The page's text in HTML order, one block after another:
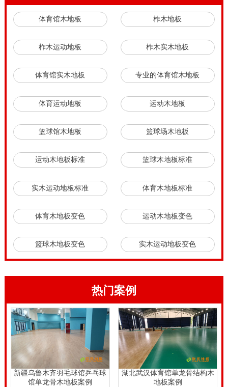
体育馆木地板 柞木地板
柞木运动地板 柞木实木地板
体育馆实木地板 专业的体育馆木地板
体育运动地板 运动木地板
篮球馆木地板 篮球场木地板
运动木地板标准 篮球木地板标准
实木运动地板标准 体育木地板标准
体育木地板变色 运动木地板变色
篮球木地板变色 实木运动地板变色
热门案例
新疆乌鲁木齐羽毛球馆乒乓球
馆单龙骨木地板案例
湖北武汉体育馆单龙骨结构木
地板案例